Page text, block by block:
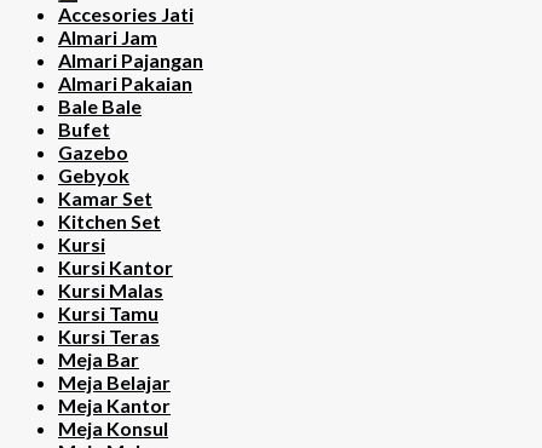
Accesories Jati
Almari Jam
Almari Pajangan
Almari Pakaian
Bale Bale
Bufet
Gazebo
Gebyok
Kamar Set
Kitchen Set
Kursi
Kursi Kantor
Kursi Malas
Kursi Tamu
Kursi Teras
Meja Bar
Meja Belajar
Meja Kantor
Meja Konsul